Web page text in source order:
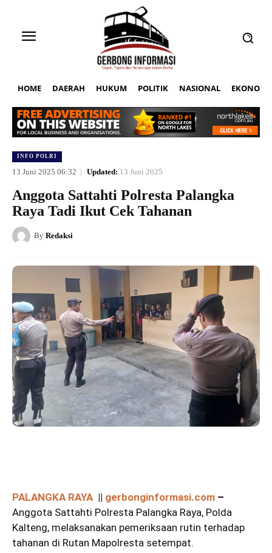
HOME DAERAH HUKUM POLITIK NASIONAL EKONOMI
INFO POLRI
13 Juni 2025 06:32 Updated: 13 Juni 2025
Anggota Sattahti Polresta Palangka
Raya Tadi Ikut Cek Tahanan
By Redaksi
PALANGKA RAYA || gerbonginformasi.com –
Anggota Sattahti Polresta Palangka Raya, Polda
Kalteng, melaksanakan pemeriksaan rutin terhadap
tahanan di Rutan Mapolresta setempat.